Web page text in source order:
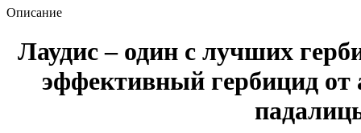
Описание
Лаудис – один с лучших
эффективный гербицид от